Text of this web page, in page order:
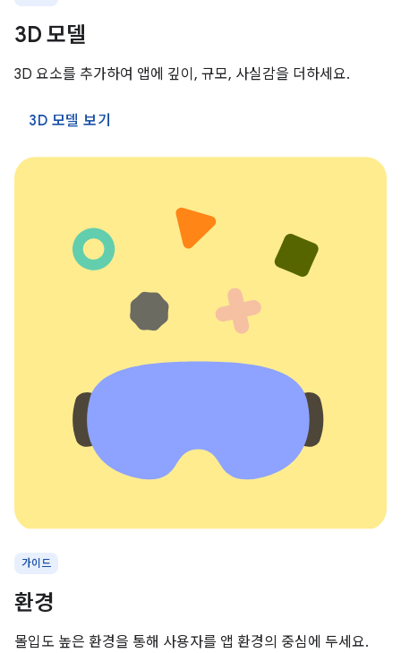
3D 모델
3D 요소를 추가하여 앱에 깊이, 규모, 사실감을 더하세요.
3D 모델 보기
가이드
환경
몰입도 높은 환경을 통해 사용자를 앱 환경의 중심에 두세요.